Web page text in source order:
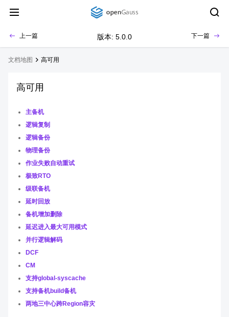
上一篇 版本: 5.0.0 下一篇
文档地图 高可用
高可用
主备机
逻辑复制
逻辑备份
物理备份
作业失败自动重试
极致RTO
级联备机
延时回放
备机增加删除
延迟进入最大可用模式
并行逻辑解码
DCF
CM
支持global-syscache
支持备机build备机
两地三中心跨Region容灾